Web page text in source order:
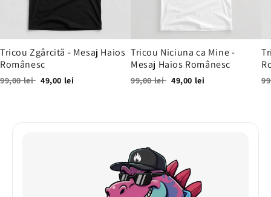
Tricou Zgârcită - Mesaj Haios
Românesc
99,00 lei 49,00 lei
Tricou Niciuna ca Mine -
Mesaj Haios Românesc
99,00 lei 49,00 lei